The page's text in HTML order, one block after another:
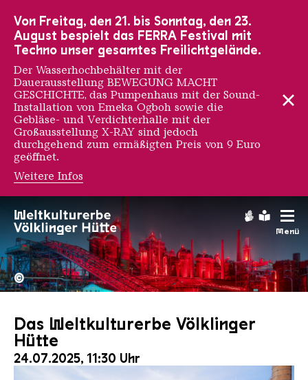
Menü
Hochofengruppe in Rot
Copyright:
©
Das Weltkulturerbe Völklinger
Hütte
24.07.2025, 11:30 Uhr
Von Freitag, den 21. bis Sonntag, den 23.
August bespielt das FERRA Festival mit
Techno unser gesamtes Freilichtgelände.
Der Wasserhochbehälter mit der
Dauerausstellung BEWEGUNG MACHT
GESCHICHTE, das Pumpenhaus mit der Sound-
Installation von Emeka Ogboh sowie die
Gebläse- und Verdichterhalle mit der
Großausstellung X-RAY sind jedoch
durchgehend zum ermäßigten Preis von 9 Euro
geöffnet.
Weitere Infos